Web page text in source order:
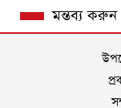
মন্তব্য করুন